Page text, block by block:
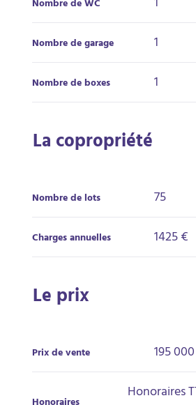
Nombre de WC
Nombre de garage 1
Nombre de boxes 1
La copropriété
Nombre de lots 75
Charges annuelles 1425 €
Le prix
Prix de vente 195
Honoraires